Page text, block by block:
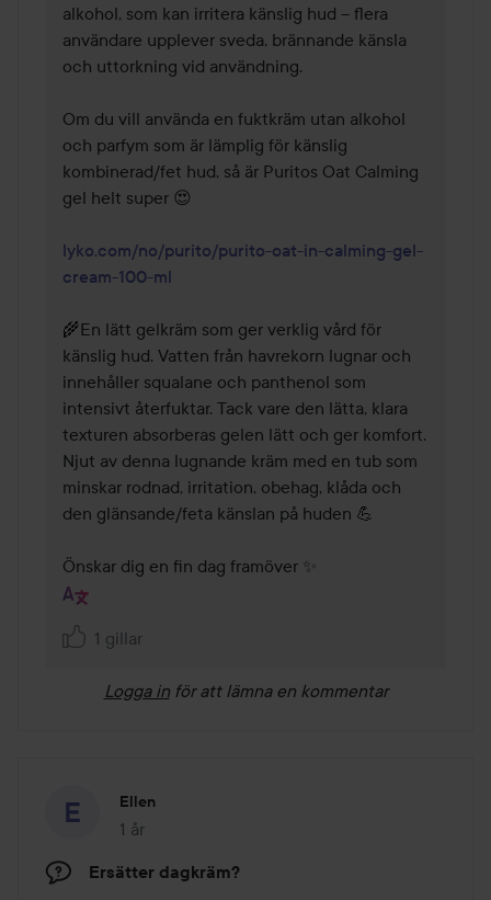
alkohol, som kan irritera känslig hud – flera
användare upplever sveda, brännande känsla
och uttorkning vid användning.
Om du vill använda en fuktkräm utan alkohol
och parfym som är lämplig för känslig
kombinerad/fet hud, så är Puritos Oat Calming
gel helt super 😍
lyko.com/no/purito/purito-oat-in-calming-gel-
cream-100-ml
🌾En lätt gelkräm som ger verklig vård för
känslig hud. Vatten från havrekorn lugnar och
innehåller squalane och panthenol som
intensivt återfuktar. Tack vare den lätta, klara
texturen absorberas gelen lätt och ger komfort.
Njut av denna lugnande kräm med en tub som
minskar rodnad, irritation, obehag, klåda och
den glänsande/feta känslan på huden 💪
Önskar dig en fin dag framöver ✨
1 gillar
Logga in för att lämna en kommentar
Ellen
1 år
Inlägget skapades 1 år
Ersätter dagkräm?